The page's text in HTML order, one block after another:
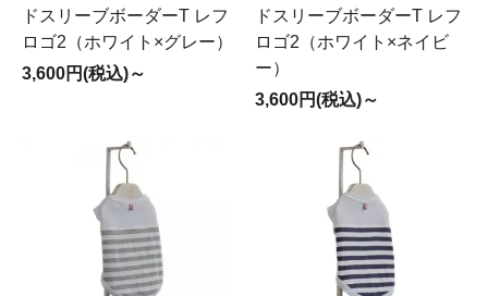
ドスリーブボーダーT レフ
ロゴ2（ホワイト×グレー）
3,600円(税込)～
ドスリーブボーダーT レフ
ロゴ2（ホワイト×ネイビ
ー）
3,600円(税込)～